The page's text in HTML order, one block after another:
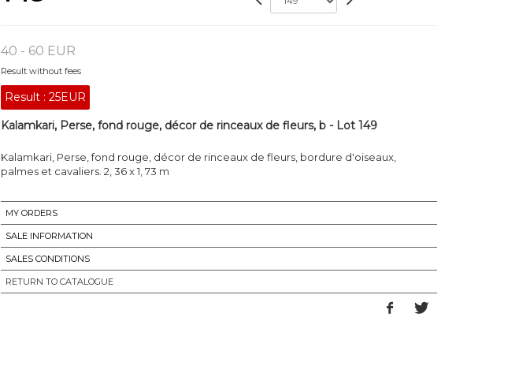
40 - 60 EUR
Result without fees
Result : 25EUR
Kalamkari, Perse, fond rouge, décor de rinceaux de fleurs, b - Lot 149
Kalamkari, Perse, fond rouge, décor de rinceaux de fleurs, bordure d'oiseaux,
palmes et cavaliers. 2, 36 x 1, 73 m
MY ORDERS
SALE INFORMATION
SALES CONDITIONS
RETURN TO CATALOGUE